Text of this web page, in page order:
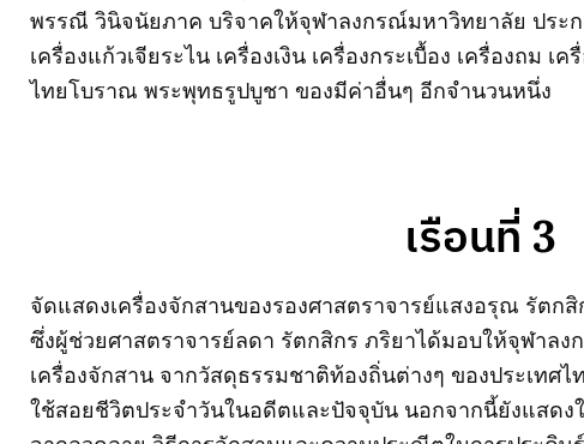
พรรณี วินิจนัยภาค บริจาคให้จุฬาลงกรณ์มหาวิทยาลัย ประก
เครื่องแก้วเจียระไน เครื่องเงิน เครื่องกระเบื้อง เครื่องถม
ไทยโบราณ พระพุทธรูปบูชา ของมีค่าอื่นๆ อีกจำนวนหนึ่ง
เรือนที่ 3
จัดแสดงเครื่องจักสานของรองศาสตราจารย์แสงอรุณ รัตก
ซึ่งผู้ช่วยศาสตราจารย์ลดา รัตกสิกร ภริยาได้มอบให้จุฬาล
เครื่องจักสาน จากวัสดุธรรมชาติท้องถิ่นต่างๆ ของประเทศ
ใช้สอยชีวิตประจำวันในอดีตและปัจจุบัน นอกจากนี้ยังแสดง